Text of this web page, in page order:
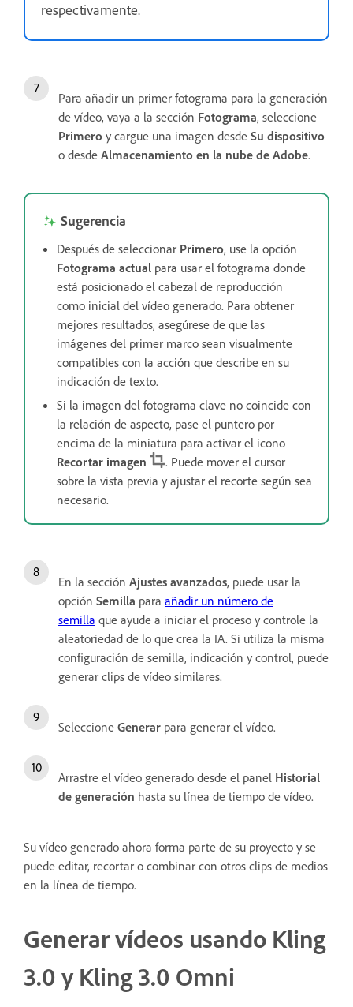
respectivamente.
Para añadir un primer fotograma para la generación
de vídeo, vaya a la sección Fotograma, seleccione
Primero y cargue una imagen desde Su dispositivo
o desde Almacenamiento en la nube de Adobe.
Sugerencia
Después de seleccionar Primero, use la opción
Fotograma actual para usar el fotograma donde
está posicionado el cabezal de reproducción
como inicial del vídeo generado. Para obtener
mejores resultados, asegúrese de que las
imágenes del primer marco sean visualmente
compatibles con la acción que describe en su
indicación de texto.
Si la imagen del fotograma clave no coincide con
la relación de aspecto, pase el puntero por
encima de la miniatura para activar el icono
Recortar imagen
. Puede mover el cursor
sobre la vista previa y ajustar el recorte según sea
necesario.
En la sección Ajustes avanzados, puede usar la
opción Semilla para añadir un número de
semilla que ayude a iniciar el proceso y controle la
aleatoriedad de lo que crea la IA. Si utiliza la misma
configuración de semilla, indicación y control, puede
generar clips de vídeo similares.
Seleccione Generar para generar el vídeo.
Arrastre el vídeo generado desde el panel Historial
de generación hasta su línea de tiempo de vídeo.
Su vídeo generado ahora forma parte de su proyecto y se
puede editar, recortar o combinar con otros clips de medios
en la línea de tiempo.
Generar vídeos usando Kling
3.0 y Kling 3.0 Omni